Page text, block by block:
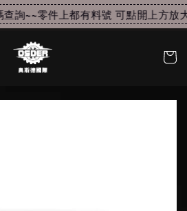
詢~~零件上都有料號 可點開上方放